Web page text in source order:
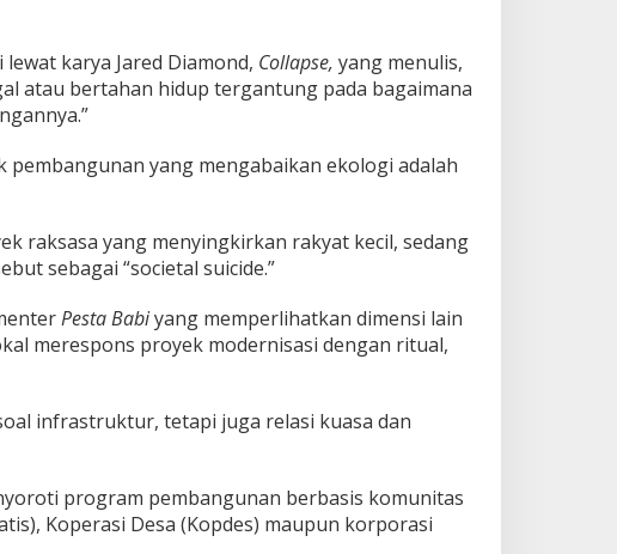
karya Jared Diamond, Collapse, yang menulis,
atau bertahan hidup tergantung pada bagaimana
yang mengabaikan ekologi adalah
raksasa yang menyingkirkan rakyat kecil, sedang
sebagai “societal suicide.”
Pesta Babiyang memperlihatkan dimensi lain
merespons proyek modernisasi dengan ritual,
infrastruktur, tetapi juga relasi kuasa dan
program pembangunan berbasis komunitas
Koperasi Desa (Kopdes) maupun korporasi